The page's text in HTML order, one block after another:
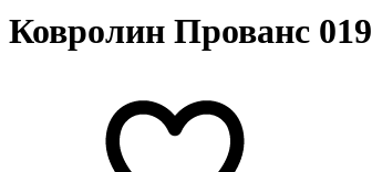
Ковролин Прованс 019